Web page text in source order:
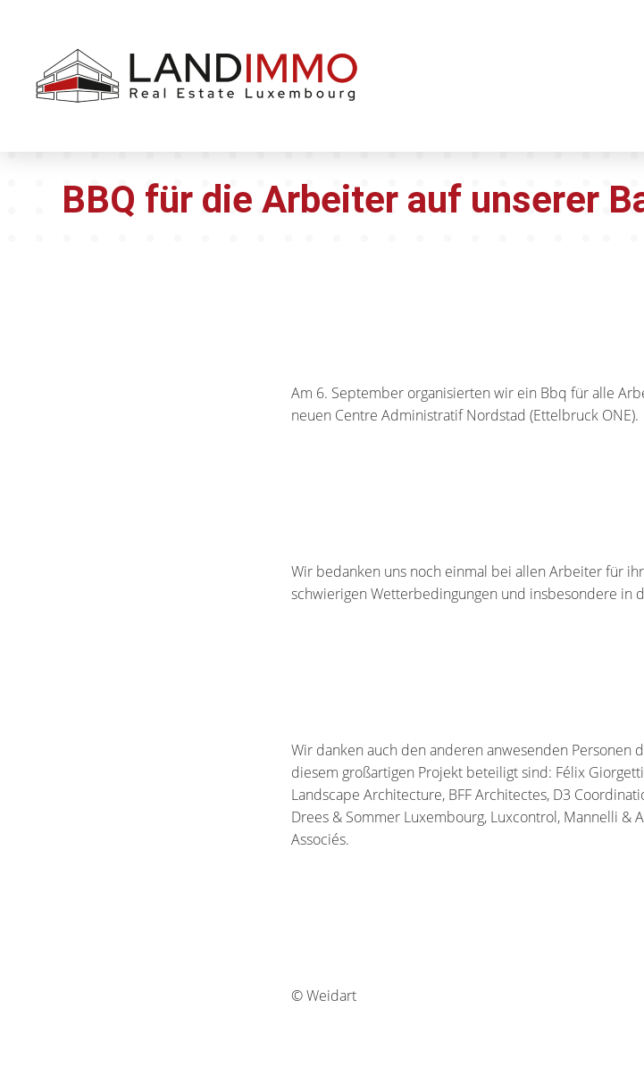
contenu
bas
de
BBQ für die Arbeiter auf unserer
Am 6. September organisierten wir ein Bbq für alle
neuen Centre Administratif Nordstad (Ettelbruck ONE).
Wir bedanken uns noch einmal bei allen Arbeiter für
schwierigen Wetterbedingungen und insbesondere in
Wir danken auch den anderen anwesenden Personen
diesem großartigen Projekt beteiligt sind: Félix
Landscape Architecture, BFF Architectes, D3
Drees & Sommer Luxembourg, Luxcontrol, Mannelli &
Associés.
© Weidart